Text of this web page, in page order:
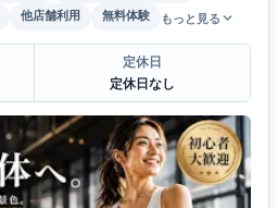
他店舗利用 無料体験 もっと見る
定休日
定休日なし